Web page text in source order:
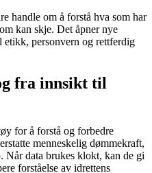
handle om å forstå hva som har
kan skje. Det åpner nye
personvern og rettferdig
fra innsikt til
for å forstå og forbedre
menneskelig dømmekraft,
Når data brukes klokt, kan de gi
forståelse av idrettens